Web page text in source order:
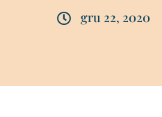
 gru 22, 2020